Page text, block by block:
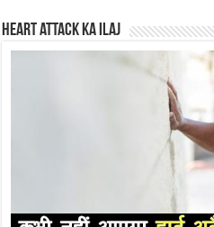
Heart attack ka ilaj